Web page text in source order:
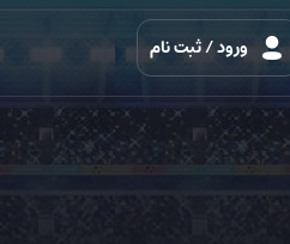
ورود/ ثبت نام